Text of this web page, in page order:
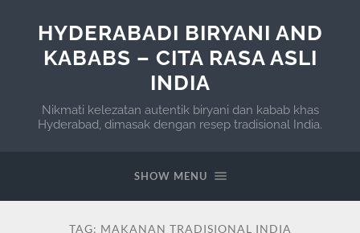
HYDERABADI BIRYANI AND
KABABS – CITA RASA ASLI
INDIA
Nikmati kelezatan autentik biryani dan kabab khas
Hyderabad, dimasak dengan resep tradisional India.
SHOW MENU
TAG: MAKANAN TRADISIONAL INDIA